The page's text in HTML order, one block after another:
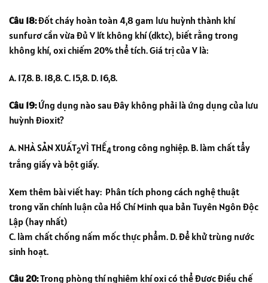
Câu 18:Đốt cháy hoàn toàn 4,8 gam lưu huỳnh thành khí
sunfurơ cần vừa đủ V lít không khí (dktc), biết rằng trong
không khí, oxi chiếm 20% thể tích. Giá trị của V là:
A. 17,8. B. 18,8. C. 15,8. D. 16,8.
Câu 19:Ứng dụng nào sau đây không phải là ứng dụng của lưu
huỳnh đioxit?
A. NHÀ SẢN XUẤT2VÌ THẾ4trong công nghiệp. B. làm chất tẩy
trắng giấy và bột giấy.
Xem thêm bài viết hay: Phân tích phong cách nghệ thuật
trong văn chính luận của Hồ Chí Minh qua bản Tuyên Ngôn Độc
Lập (hay nhất)
C. làm chất chống nấm mốc thực phẩm. D. để khử trùng nước
sinh hoạt.
Câu 20:Trong phòng thí nghiệm khí oxi có thể được điều chế